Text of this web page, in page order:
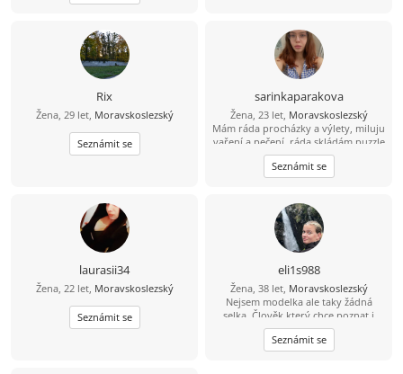
Rix
Žena, 29 let, Moravskoslezský
Seznámit se
sarinkaparakova
Žena, 23 let, Moravskoslezský
Mám ráda procházky a výlety, miluju
vaření a pečení, ráda skládám puzzle
i mozaiky, ráda poslouchám hudbu
různou , mám ráda zvířata , ráda se
koukám na výlety a filmy
Seznámit se
laurasii34
Žena, 22 let, Moravskoslezský
Seznámit se
eli1s988
Žena, 38 let, Moravskoslezský
Nejsem modelka ale taky žádná
selka. Člověk který chce poznat i
něco jiného nebo pravého:)
Seznámit se